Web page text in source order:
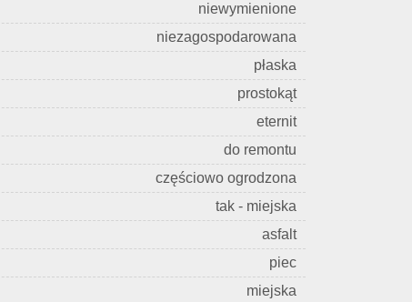
niewymienione
niezagospodarowana
płaska
prostokąt
eternit
do remontu
częściowo ogrodzona
tak - miejska
asfalt
piec
miejska